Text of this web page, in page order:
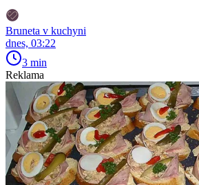
Bruneta v kuchyni
dnes, 03:22
3 min
Reklama